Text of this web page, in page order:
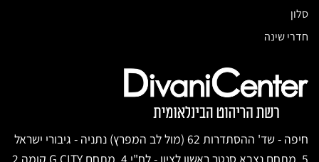
סלון
חדרי שינה
חיפה - שד' ההסתדרות 62 (מול לב המפרץ) נתניה - גיבורי ישראל